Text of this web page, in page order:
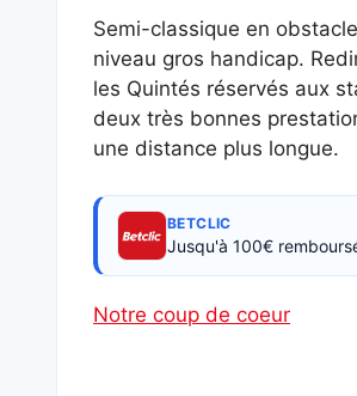
Semi-classique en
niveau gros handicap.
les Quintés réservés aux
deux très bonnes
une distance plus longue.
BETCLIC
Jusqu'à 100€
Notre coup de coeur